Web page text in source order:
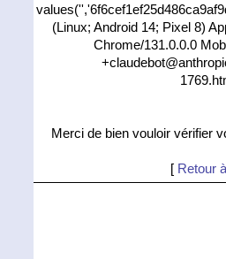
(Linux; Android 14; Pixel 8)
Chrome/131.0.0.0
Merci de bien vouloir vérifier
[ Retour